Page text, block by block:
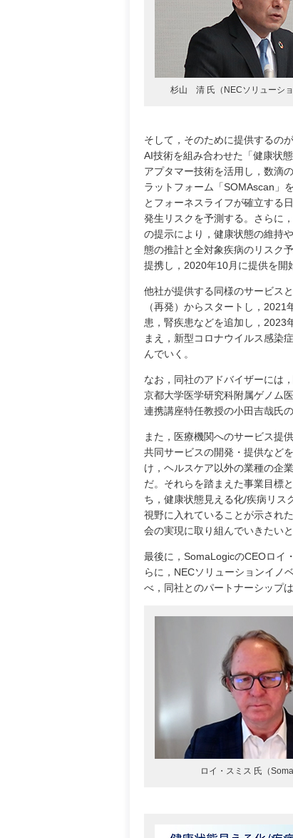
杉山 清 氏（NECソリューショ
そして，そのために提供するの
AI技術を組み合わせた「健康状
アプタマー技術を活用し，数滴
ラットフォーム「SOMAscan」
とフォーネスライフが確立する
発生リスクを予測する。さらに
の提示により，健康状態の維持
態の推計と全対象疾病のリスク
提携し，2020年10月に提供を開
他社が提供する同様のサービス
（再発）からスタートし，
患，腎疾患などを追加し，2023
まえ，新型コロナウイルス感染
んでいく。
なお，同社のアドバイザーには
京都大学医学研究科附属ゲノム
連携講座特任教授の小田吉哉氏
また，医療機関へのサービス提
共同サービスの開発・提供など
け，ヘルスケア以外の業種の企
だ。それらを踏まえた事業目標
ち，健康状態見える化/疾病リス
視野に入れていることが示され
会の実現に取り組んでいきたい
最後に，SomaLogicのCEOロイ
らに，NECソリューションイノ
べ，同社とのパートナーシップ
ロイ・スミス 氏（